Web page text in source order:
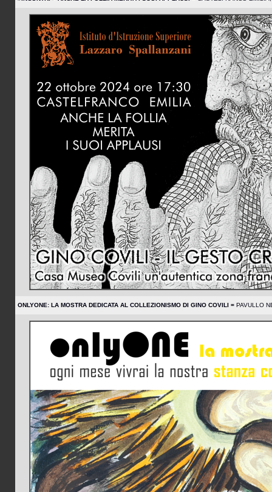
ONLYONE: LA MOSTRA DEDICATA AL COLLEZIONISMO DI GINO COVILI = PAVULLO